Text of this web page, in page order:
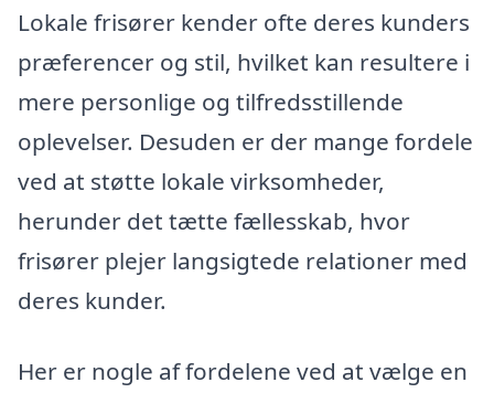
Lokale frisører kender ofte deres kunders
præferencer og stil, hvilket kan resultere i
mere personlige og tilfredsstillende
oplevelser. Desuden er der mange fordele
ved at støtte lokale virksomheder,
herunder det tætte fællesskab, hvor
frisører plejer langsigtede relationer med
deres kunder.
Her er nogle af fordelene ved at vælge en